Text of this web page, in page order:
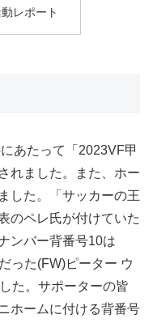
レポート
あたって「2023VF甲
れました。また、ホー
した。「サッカーの王
のペレ氏が付けていた
ンバー背番号10は
った(FW)ピーター ウ
た。サポーターの皆
ホームに付ける背番号